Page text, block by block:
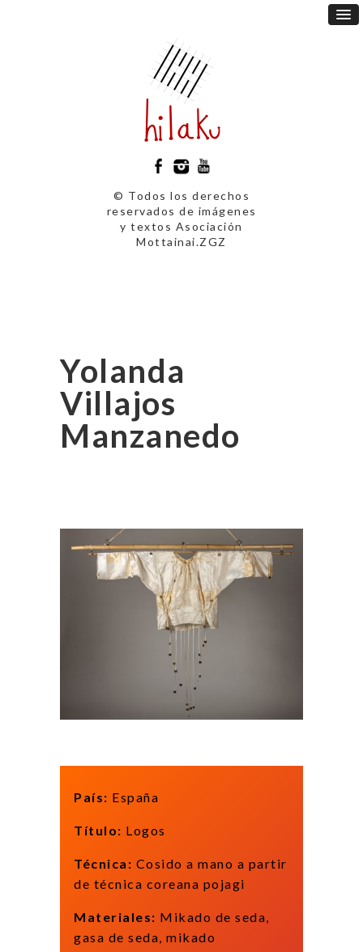
© Todos los derechos
reservados de imágenes
y textos Asociación
Mottainai.ZGZ
Yolanda
Villajos
Manzanedo
País: España
Título: Logos
Técnica: Cosido a mano a partir
de técnica coreana pojagi
Materiales: Mikado de seda,
gasa de seda, mikado